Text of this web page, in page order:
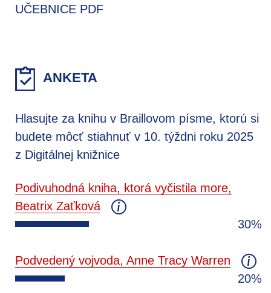
UČEBNICE PDF
ANKETA
Hlasujte za knihu v Braillovom písme, ktorú si
budete môcť stiahnuť v 10. týždni roku 2025
z Digitálnej knižnice
Podivuhodná kniha, ktorá vyčistila more,
Beatrix Zaťková
30%
Podvedený vojvoda, Anne Tracy Warren
20%